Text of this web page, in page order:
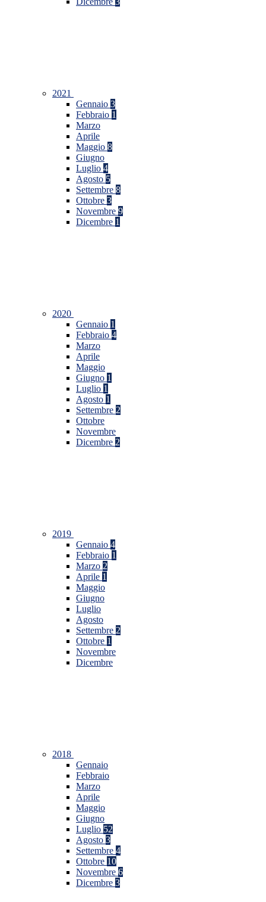
2021
Gennaio 3
Febbraio 1
Marzo
Aprile
Maggio 8
Giugno
Luglio 4
Agosto 5
Settembre 8
Ottobre 3
Novembre 9
Dicembre 1
2020
Gennaio 1
Febbraio 4
Marzo
Aprile
Maggio
Giugno 1
Luglio 1
Agosto 1
Settembre 2
Ottobre
Novembre
Dicembre 2
2019
Gennaio 4
Febbraio 1
Marzo 2
Aprile 1
Maggio
Giugno
Luglio
Agosto
Settembre 2
Ottobre 1
Novembre
Dicembre
2018
Gennaio
Febbraio
Marzo
Aprile
Maggio
Giugno
Luglio 52
Agosto 3
Settembre 4
Ottobre 10
Novembre 6
Dicembre 3